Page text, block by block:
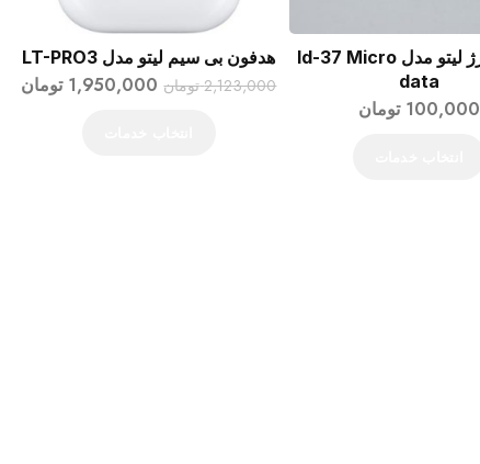
کابل شارژ لیتو مدل ld-37 Micro
data
100,000 تومان
هدفون بی سیم لیتو مدل LT-PRO3
2,123,000 تومان 1,950,000 تومان